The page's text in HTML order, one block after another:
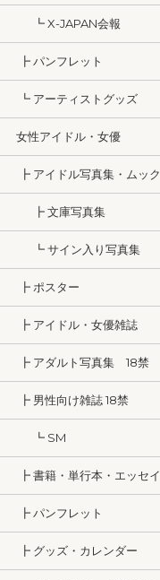
┗ X-JAPAN会報
┣ パンフレット
┗ アーティストグッズ
女性アイドル・女優
┣ アイドル写真集・ムック
┣ 文庫写真集
┗ サイン入り写真集
┣ ポスター
┣ アイドル・女優雑誌
┣ アダルト写真集 18禁
┣ 男性向け雑誌 18禁
┗ SM
┣ 書籍・単行本・エッセイ
┣ パンフレット
┣ グッズ・カレンダー